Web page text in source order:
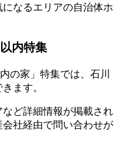
なるエリアの自治体ホ
内特集
の家」特集では、石川
ます。
ど詳細情報が掲載され
社経由で問い合わせが